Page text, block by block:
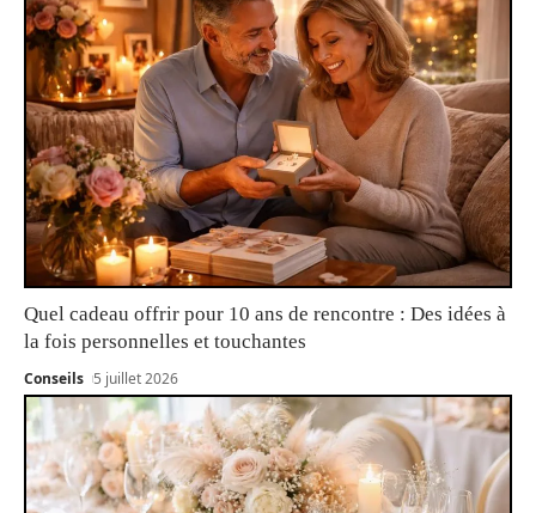
Quel cadeau offrir pour 10 ans de rencontre : Des idées à
la fois personnelles et touchantes
Conseils 5 juillet 2026